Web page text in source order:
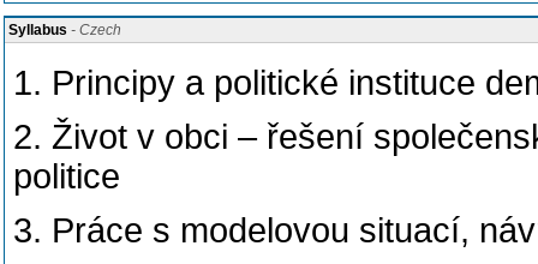
Syllabus - Czech
1. Principy a politické instituce
2. Život v obci – řešení
politice
3. Práce s modelovou situací,